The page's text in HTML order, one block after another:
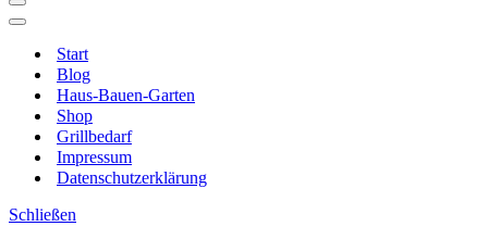
Navigationsmenü
Navigationsmenü
Start
Blog
Haus-Bauen-Garten
Shop
Grillbedarf
Impressum
Datenschutzerklärung
Schließen